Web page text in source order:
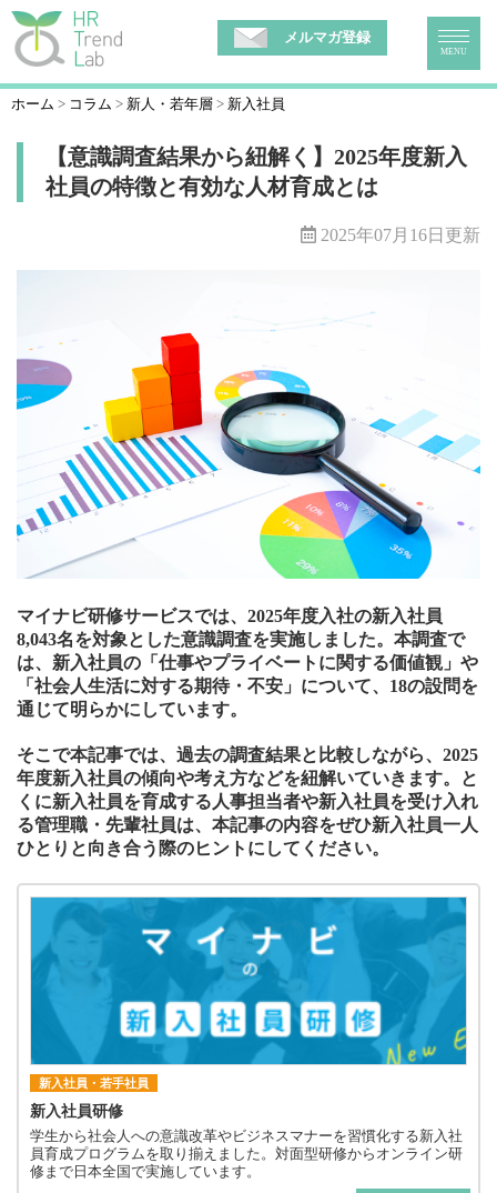
メルマガ登録
MENU
ホーム コラム 新人・若年層 新入社員
【意識調査結果から紐解く】2025年度新入
社員の特徴と有効な人材育成とは
2025年07月16日更新
マイナビ研修サービスでは、2025年度入社の新入社員
8,043名を対象とした意識調査を実施しました。本調査で
は、新入社員の「仕事やプライベートに関する価値観」や
「社会人生活に対する期待・不安」について、18の設問を
通じて明らかにしています。
そこで本記事では、過去の調査結果と比較しながら、2025
年度新入社員の傾向や考え方などを紐解いていきます。と
くに新入社員を育成する人事担当者や新入社員を受け入れ
る管理職・先輩社員は、本記事の内容をぜひ新入社員一人
ひとりと向き合う際のヒントにしてください。
新入社員・若手社員
新入社員研修
学生から社会人への意識改革やビジネスマナーを習慣化する新入社
員育成プログラムを取り揃えました。対面型研修からオンライン研
修まで日本全国で実施しています。